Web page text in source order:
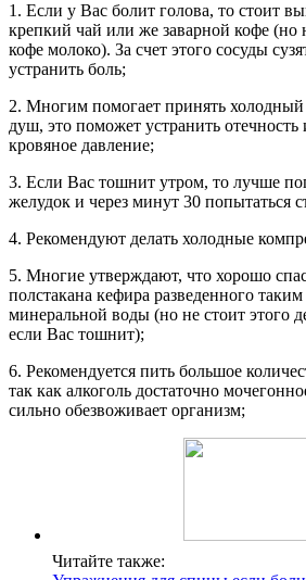
1. Если у Вас болит голова, то стоит
крепкий чай или же заварной кофе (но
кофе молоко). За счет этого сосуды
устранить боль;
2. Многим помогает принять
душ, это поможет устранить отечность
кровяное давление;
3. Если Вас тошнит утром, то лучше
желудок и через минут 30 попытаться
4. Рекомендуют делать холодные
5. Многие утверждают, что хорошо
полстакана кефира разведенного
минеральной воды (но не стоит этого
если Вас тошнит);
6. Рекомендуется пить большое
так как алкоголь достаточно
сильно обезвоживает организм;
Читайте также: